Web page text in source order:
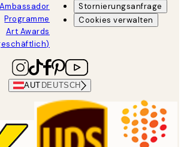
Programme
Art Awards
Stornierungsanfrage
Cookies verwalten
AUT DEUTSCH